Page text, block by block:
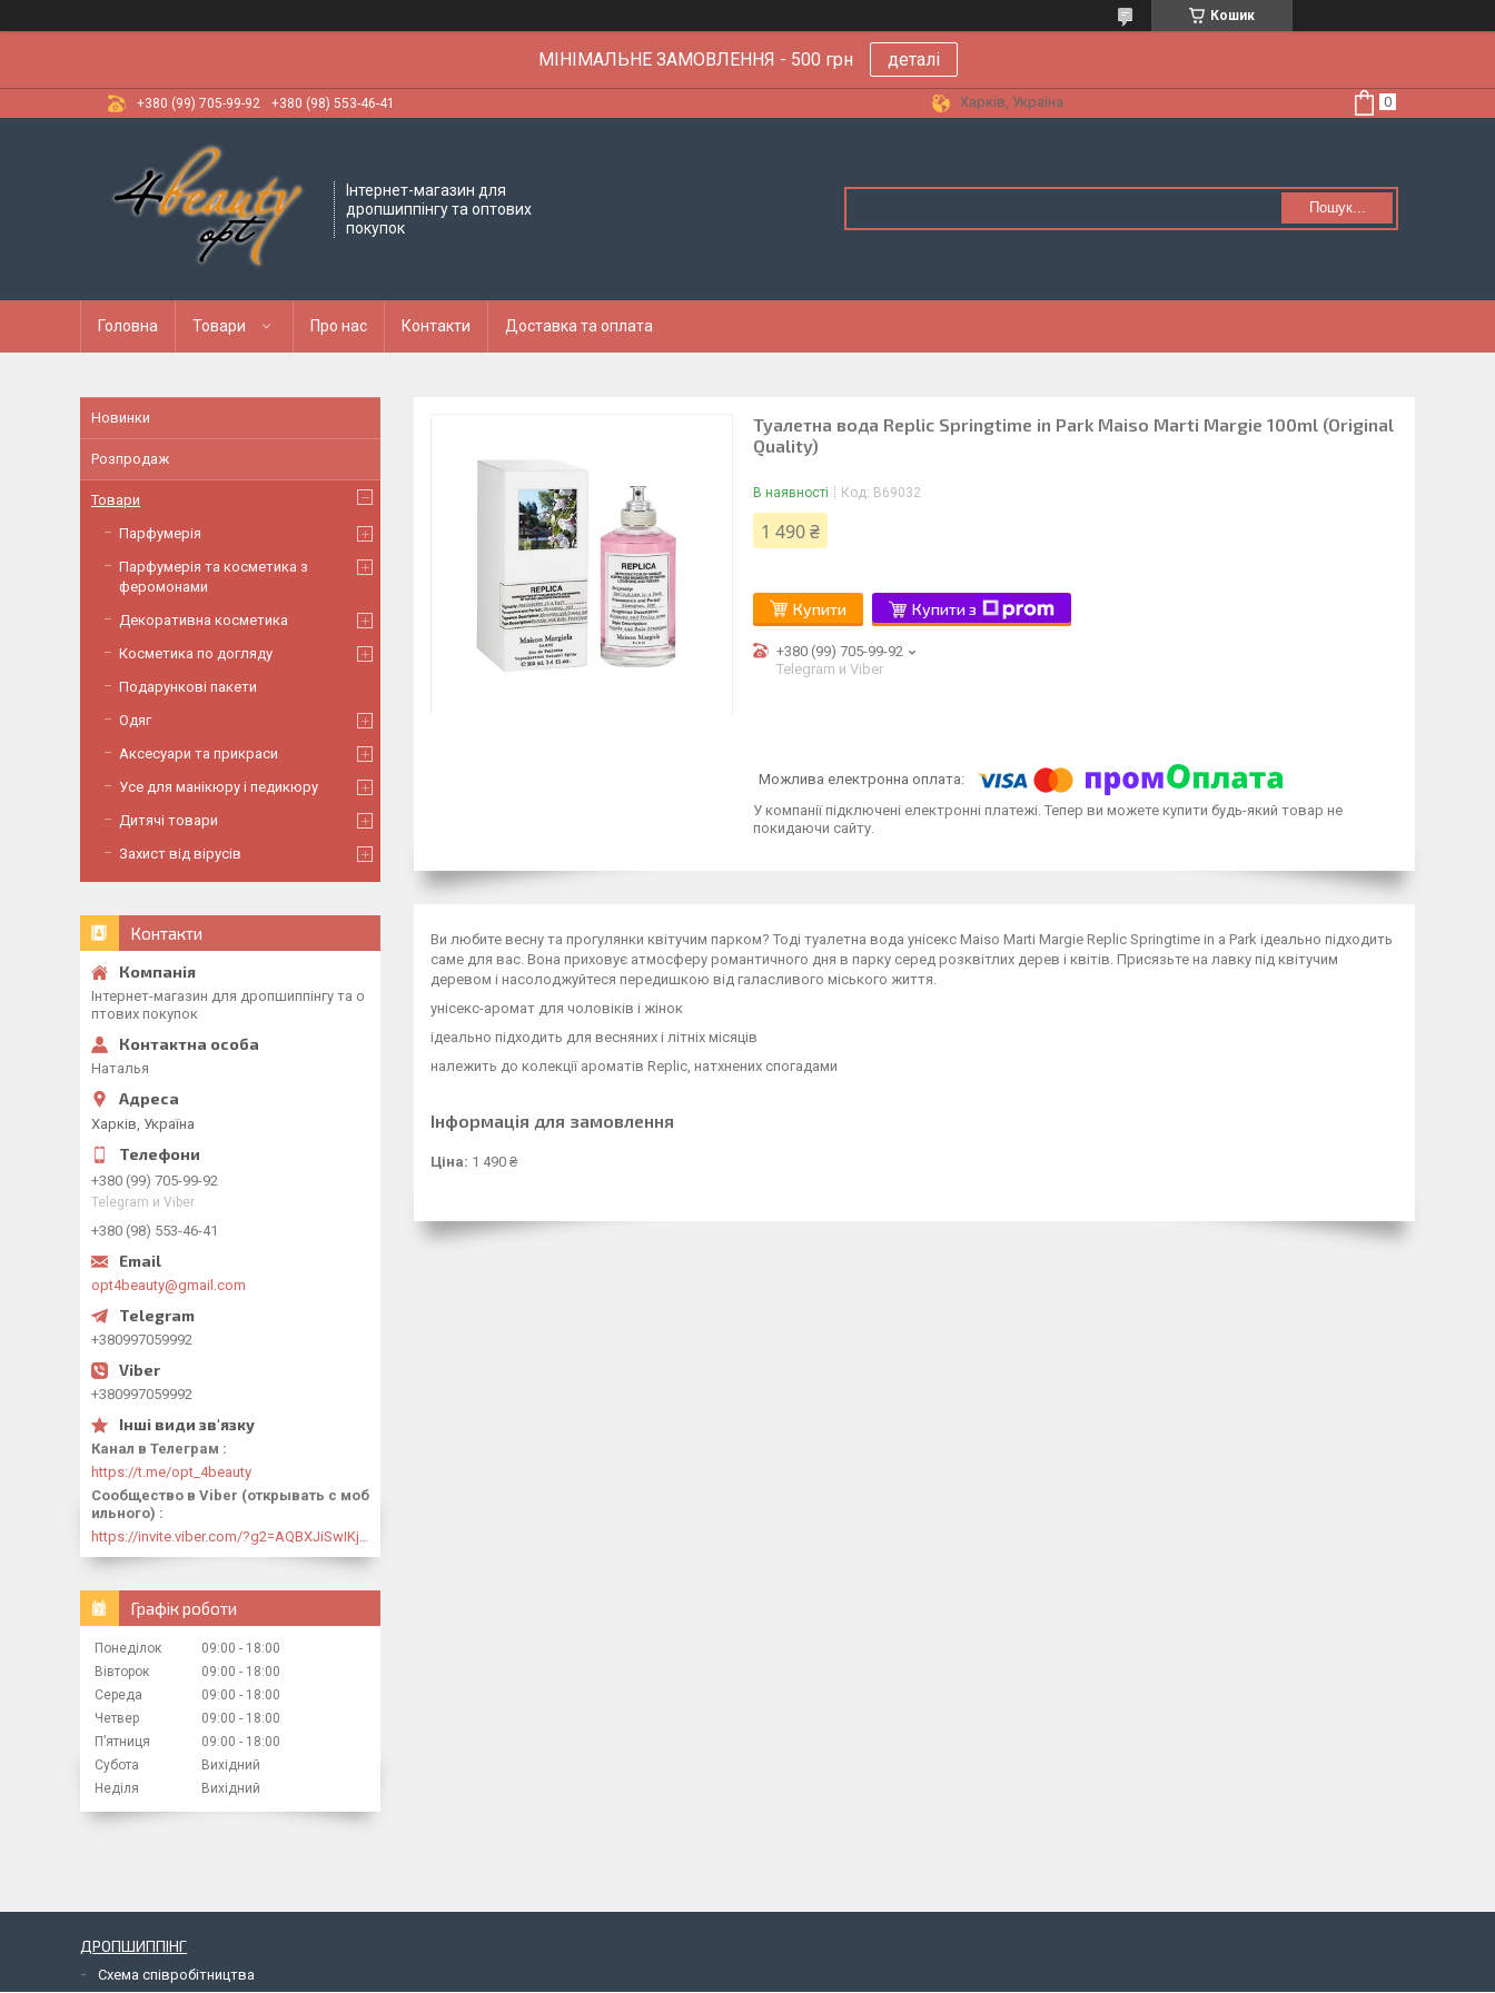
Кошик
МІНІМАЛЬНЕ ЗАМОВЛЕННЯ - 500 грн деталі
+380 (99) 705-99-92 +380 (98) 553-46-41 Харків, Україна
Інтернет-магазин для
дропшиппінгу та оптових
покупок
Пошук...
Головна Товари Про нас Контакти Доставка та оплата
Туалетна вода Replic Springtime in Park Maiso Marti Margie 100ml (Original
Quality)
В наявності Код: B69032
1 490 ₴
Купити Купити з
+380 (99) 705-99-92
Telegram и Viber
У компанії підключені електронні платежі. Тепер ви можете купити будь-який товар не
покидаючи сайту.
Ви любите весну та прогулянки квітучим парком? Тоді туалетна вода унісекс Maiso Marti Margie Replic Springtime in a Park ідеально підходить
саме для вас. Вона приховує атмосферу романтичного дня в парку серед розквітлих дерев і квітів. Присязьте на лавку під квітучим
деревом і насолоджуйтеся передишкою від галасливого міського життя.
унісекс-аромат для чоловіків і жінок
ідеально підходить для весняних і літніх місяців
належить до колекції ароматів Replic, натхнених спогадами
Інформація для замовлення
Ціна: 1 490 ₴
Новинки
Розпродаж
Товари
Парфумерія
Парфумерія та косметика з
феромонами
Декоративна косметика
Косметика по догляду
Подарункові пакети
Одяг
Аксесуари та прикраси
Усе для манікюру і педикюру
Дитячі товари
Захист від вірусів
Контакти
Інтернет-магазин для дропшиппінгу та о
птових покупок
Наталья
Харків, Україна
+380 (99) 705-99-92
Telegram и Viber
+380 (98) 553-46-41
opt4beauty@gmail.com
+380997059992
+380997059992
Канал в Телеграм
https://t.me/opt_4beauty
Сообщество в Viber (открывать с моб
ильного)
Графік роботи
Понеділок 09:00
18:00
Вівторок
09:00
18:00
Середа
09:00
18:00
Четвер
09:00
18:00
Пʼятниця
09:00
18:00
Субота
Вихідний
Неділя
Вихідний
ДРОПШИППІНГ
Схема співробітництва